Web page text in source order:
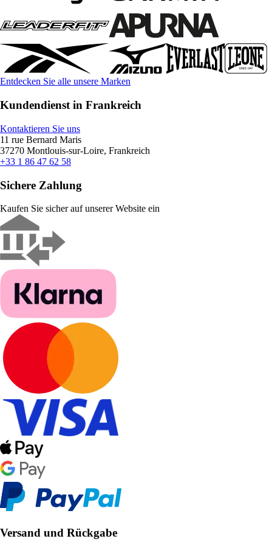
Entdecken Sie alle unsere Marken
Kundendienst in Frankreich
Kontaktieren Sie uns
11 rue Bernard Maris
37270 Montlouis-sur-Loire, Frankreich
+33 1 86 47 62 58
Sichere Zahlung
Kaufen Sie sicher auf unserer Website ein
Versand und Rückgabe